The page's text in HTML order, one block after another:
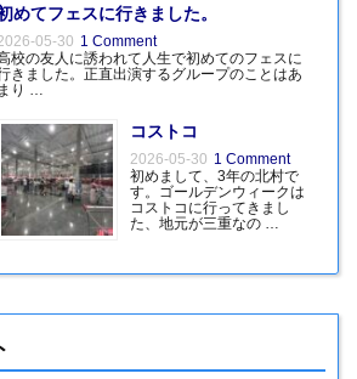
めてフェスに行きました。
05-30 1 Comment
校の友人に誘われて人生で初めてのフェスに
きました。正直出演するグループのことはあ
まり …
コストコ
2026-05-30 1 Comment
初めまして、3年の北村で
す。ゴールデンウィークは
コストコに行ってきまし
た、地元が三重なの …